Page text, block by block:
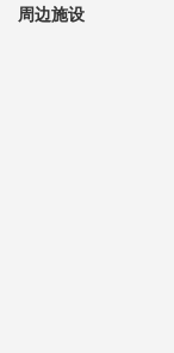
周边施设